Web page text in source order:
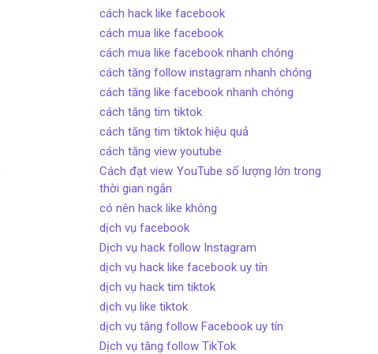
cách hack like facebook
cách mua like facebook
cách mua like facebook nhanh chóng
cách tăng follow instagram nhanh chóng
cách tăng like facebook nhanh chóng
cách tăng tim tiktok
cách tăng tim tiktok hiệu quả
cách tăng view youtube
Cách đạt view YouTube số lượng lớn trong
thời gian ngắn
có nên hack like không
dịch vụ facebook
Dịch vụ hack follow Instagram
dịch vụ hack like facebook uy tín
dịch vụ hack tim tiktok
dịch vụ like tiktok
dịch vụ tăng follow Facebook uy tín
Dịch vụ tăng follow TikTok